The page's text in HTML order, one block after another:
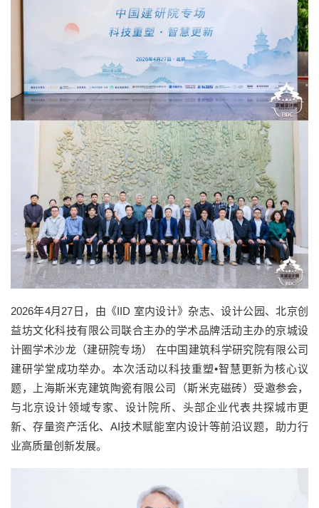
2026年4月27日，由《IID 室内设计》杂志、设计公园、北京创
益坊文化科技有限公司联合主办的学术品牌活动主办的京城设
计圈学术沙龙（建研院专场） 在中国建筑科学研究院有限公司
建研学堂成功举办。本次活动以科技重塑•智慧更新为核心议
题，上海斯米克建筑陶瓷有限公司（斯米克磁砖）受邀参会，
与北京设计领域专家、设计院所、头部企业代表共探城市更
新、存量资产活化、AI技术赋能室内设计等前沿议题，助力行
业高质量创新发展。